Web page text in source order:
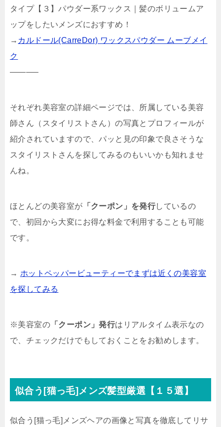
タイプ【３】パウダー系ワックス｜髪のボリュームア
ップをしたいメンズにおすすめ！
→ カルドール(CarreDor) ワックスパウダー ムーブメイ
ク
———–
それぞれ美容室の詳細ページでは、所属している美容
師さん（スタイリストさん）の写真とプロフィールが
紹介されていますので、パッと見の印象で良さそうな
スタイリストさんを探してみるのもいいかも知れませ
んね。
ほとんどの美容室が 「クーポン」を発行しているの
で、初回から大変にお得な料金で利用することも可能
です。
→ ホットペッパービューティーでまずは近くの美容室
を探してみる
※美容室の 「クーポン」発行はリアルタイム表示なの
で、チェックだけでもしておくことをお勧めします。
似合う[猫っ毛]メンズ髪型厳選【１５選】
似合う[猫っ毛]メンズヘアの画像と写真を徹底してリサ